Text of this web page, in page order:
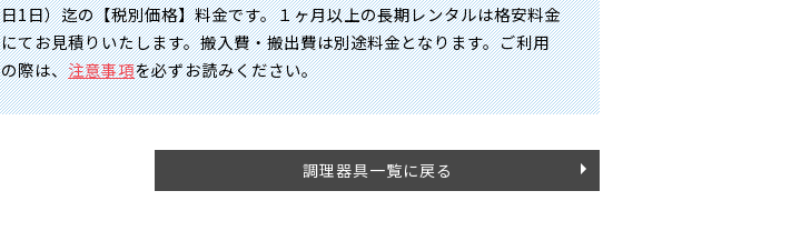
日1日）迄の【税別価格】料金です。１ヶ月以上の長期レンタルは格安料金
にてお見積りいたします。搬入費・搬出費は別途料金となります。ご利用
の際は、注意事項を必ずお読みください。
調理器具一覧に戻る